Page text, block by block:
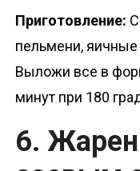
Приготовление:
пельмени, яичные
Выложи все в
минут при 180
6.